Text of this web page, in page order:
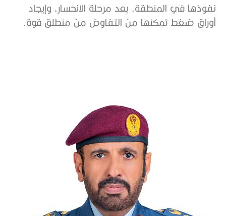
نفوذها في المنطقة، بعد مرحلة الانحسار، وإيجاد
أوراق ضغط تمكنها من التفاوض من منطلق قوة.